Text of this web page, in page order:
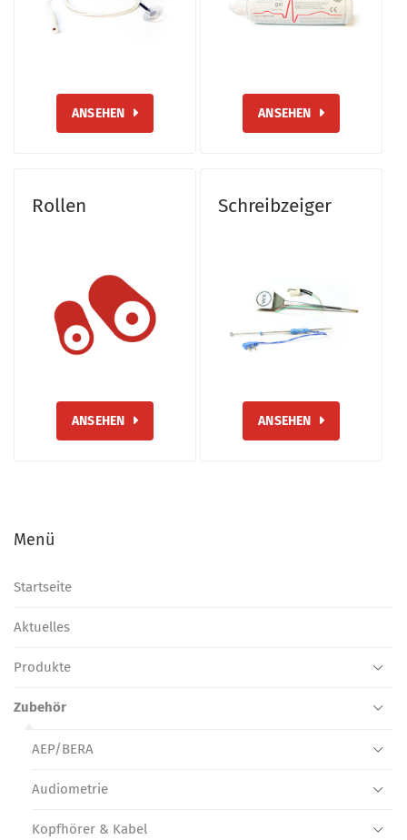
ANSEHEN ANSEHEN
Rollen
ANSEHEN
Schreibzeiger
ANSEHEN
Menü
Startseite
Aktuelles
Produkte
Zubehör
AEP/BERA
Audiometrie
Kopfhörer & Kabel